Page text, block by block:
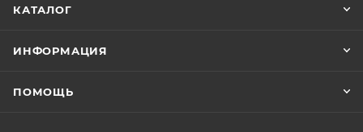
КАТАЛОГ
ИНФОРМАЦИЯ
ПОМОЩЬ